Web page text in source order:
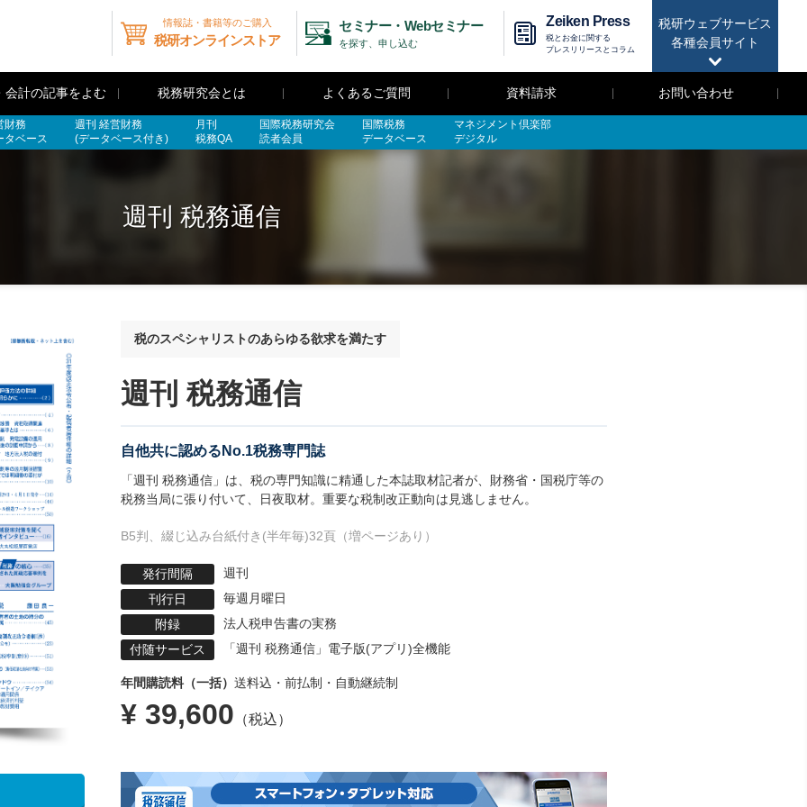
税研ウェブサービス
各種会員サイト
情報誌・書籍等のご購入
税研オンラインストア
セミナー・Webセミナー
を探す、申し込む
Zeiken Press
税とお金に関する
プレスリリースとコラム
会計の記事をよむ 税務研究会とは よくあるご質問 資料請求 お問い合わせ
財務
タベース
週刊 経営財務
(データベース付き)
月刊
税務QA
国際税務研究会
読者会員
国際税務
データベース
マネジメント倶楽部
デジタル
週刊 税務通信
税のスペシャリストのあらゆる欲求を満たす
週刊 税務通信
自他共に認めるNo.1税務専門誌
「週刊 税務通信」は、税の専門知識に精通した本誌取材記者が、財務省・国税庁等の
税務当局に張り付いて、日夜取材。重要な税制改正動向は見逃しません。
B5判、綴じ込み台紙付き(半年毎)32頁（増ページあり）
発行間隔
週刊
刊行日
毎週月曜日
附録
法人税申告書の実務
付随サービス
「週刊 税務通信」電子版(アプリ)全機能
年間購読料（一括） 送料込・前払制・自動継続制
¥ 39,600 （税込）